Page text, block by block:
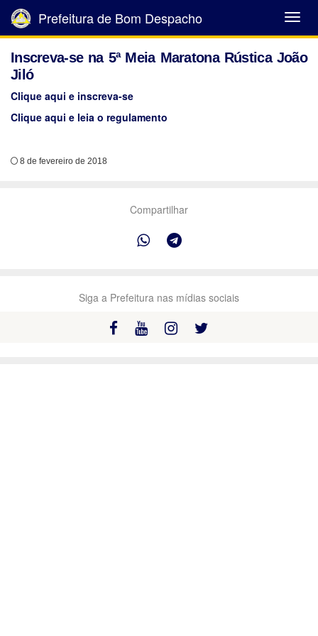
Abrir
Menu
Prefeitura de Bom Despacho
Inscreva-se na 5ª Meia Maratona Rústica João
Jiló
Clique aqui e inscreva-se
Clique aqui e leia o regulamento
8 de fevereiro de 2018
Compartilhar
Siga a Prefeitura nas mídias sociais